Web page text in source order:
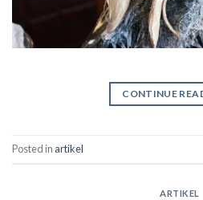
CONTINUE
Posted in artikel
ARTIKEL